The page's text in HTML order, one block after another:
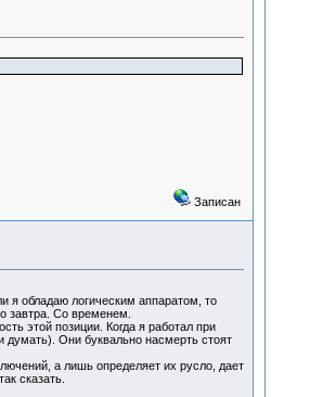
Записан
я обладаю логическим аппаратом, то
завтра. Со временем.
этой позиции. Когда я работал при
думать). Они буквально насмерть стоят
а лишь определяет их русло, дает
сказать.